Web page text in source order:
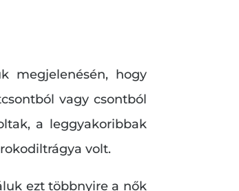
megjelenésén, hogy
vagy csontból
a leggyakoribbak
volt.
ezt többnyire a nők